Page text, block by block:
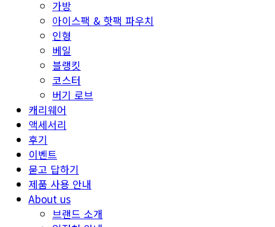
가방
아이스팩 & 핫팩 파우치
인형
베일
블랭킷
코스터
버기 로브
캐리웨어
액세서리
후기
이벤트
묻고 답하기
제품 사용 안내
About us
브랜드 소개